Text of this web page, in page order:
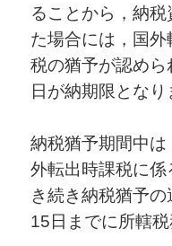
ることから，納
た場合には，国
税の猶予が認め
日が納期限となり
納税猶予期間中
外転出時課税に
き続き納税猶予
15日までに所轄